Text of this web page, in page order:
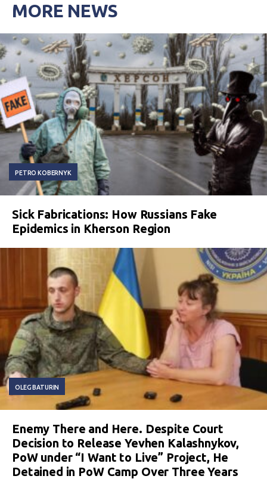
MORE NEWS
PETRO KOBERNYK
Sick Fabrications: How Russians Fake
Epidemics in Kherson Region
OLEG BATURIN
Enemy There and Here. Despite Court
Decision to Release Yevhen Kalashnykov,
PoW under “I Want to Live” Project, He
Detained in PoW Camp Over Three Years